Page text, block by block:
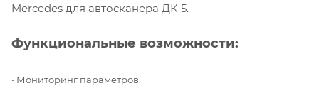
Mercedes для автосканера ДК 5.
Функциональные возможности:
• Мониторинг параметров.